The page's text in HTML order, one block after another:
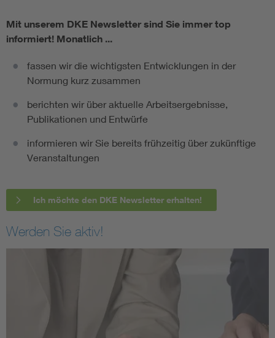
Mit unserem DKE Newsletter sind Sie immer top
informiert! Monatlich ...
fassen wir die wichtigsten Entwicklungen in der
Normung kurz zusammen
berichten wir über aktuelle Arbeitsergebnisse,
Publikationen und Entwürfe
informieren wir Sie bereits frühzeitig über zukünftige
Veranstaltungen
Ich möchte den DKE Newsletter erhalten!
Werden Sie aktiv!